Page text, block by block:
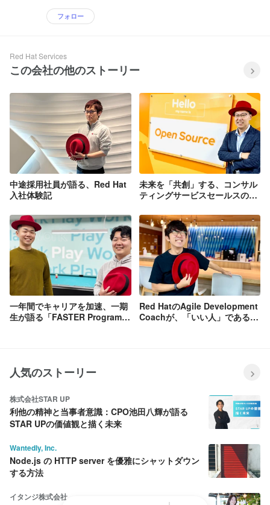
フォロー
Red Hat Services
この会社の他のストーリー
中途採用社員が語る、Red Hat
入社体験記
未来を「共創」する、コンサル
ティングサービスセールスの魅
一年間でキャリアを加速、一期
生が語る「FASTER Program」
Red HatのAgile Development
Coachが、「いい人」であるこ
人気のストーリー
株式会社STAR UP
利他の精神と当事者意識：CPO池田八輝が語る
STAR UPの価値観と描く未来
Wantedly, Inc.
Node.js の HTTP server を優雅にシャットダウン
する方法
イタンジ株式会社